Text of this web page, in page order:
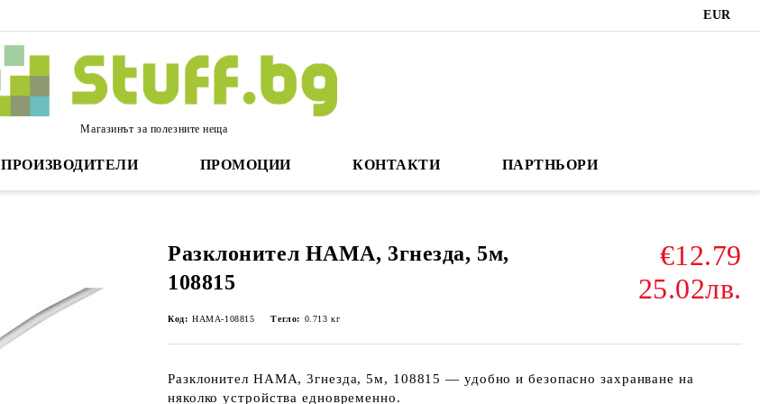
EUR
Магазинът за полезните неща
ПРОИЗВОДИТЕЛИ ПРОМОЦИИ КОНТАКТИ ПАРТНЬОРИ
Разклонител HAMA, 3гнезда, 5м,
108815
€12.79
25.02лв.
Код: HAMA-108815 Тегло: 0.713 кг
Разклонител HAMA, 3гнезда, 5м, 108815 — удобно и безопасно захранване на
няколко устройства едновременно.